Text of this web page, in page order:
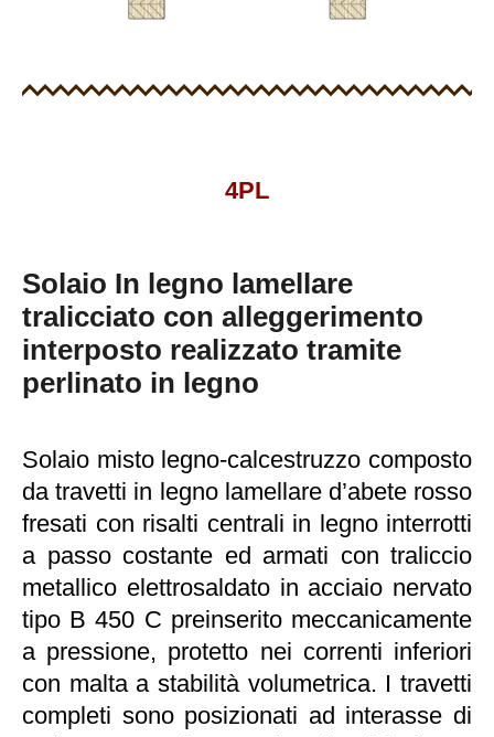
4PL
Solaio In legno lamellare
tralicciato con alleggerimento
interposto realizzato tramite
perlinato in legno
Solaio misto legno-calcestruzzo composto
da travetti in legno lamellare d’abete rosso
fresati con risalti centrali in legno interrotti
a passo costante ed armati con traliccio
metallico elettrosaldato in acciaio nervato
tipo B 450 C preinserito meccanicamente
a pressione, protetto nei correnti inferiori
con malta a stabilità volumetrica. I travetti
completi sono posizionati ad interasse di